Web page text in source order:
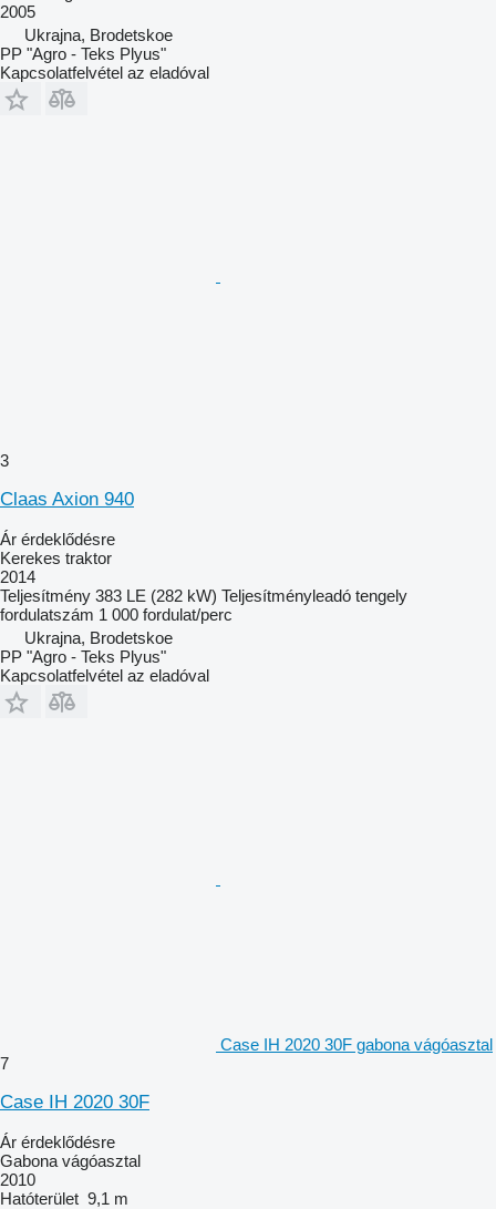
2005
Ukrajna, Brodetskoe
PP "Agro - Teks Plyus"
Kapcsolatfelvétel az eladóval
3
Claas Axion 940
Ár érdeklődésre
Kerekes traktor
2014
Teljesítmény 383 LE (282 kW) Teljesítményleadó tengely
fordulatszám 1 000 fordulat/perc
Ukrajna, Brodetskoe
PP "Agro - Teks Plyus"
Kapcsolatfelvétel az eladóval
Case IH 2020 30F gabona vágóasztal
7
Case IH 2020 30F
Ár érdeklődésre
Gabona vágóasztal
2010
Hatóterület 9,1 m